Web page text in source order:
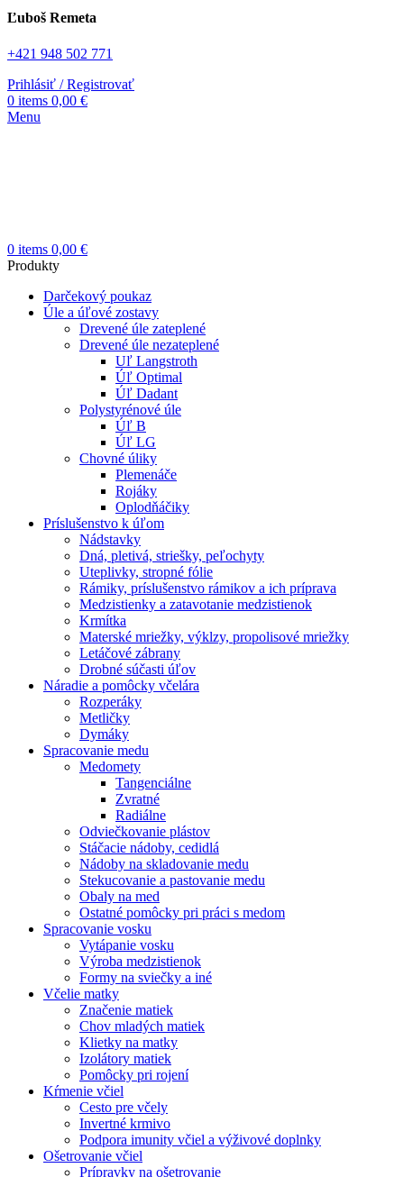
Ľuboš Remeta
+421 948 502 771
Prihlásiť / Registrovať
0 items 0,00 €
Menu
0 items 0,00 €
Produkty
Darčekový poukaz
Úle a úľové zostavy
Drevené úle zateplené
Drevené úle nezateplené
Uľ Langstroth
Úľ Optimal
Úľ Dadant
Polystyrénové úle
Úľ B
Úľ LG
Chovné úliky
Plemenáče
Rojáky
Oplodňáčiky
Príslušenstvo k úľom
Nádstavky
Dná, pletivá, striešky, peľochyty
Uteplivky, stropné fólie
Rámiky, príslušenstvo rámikov a ich príprava
Medzistienky a zatavotanie medzistienok
Krmítka
Materské mriežky, výklzy, propolisové mriežky
Letáčové zábrany
Drobné súčasti úľov
Náradie a pomôcky včelára
Rozperáky
Metličky
Dymáky
Spracovanie medu
Medomety
Tangenciálne
Zvratné
Radiálne
Odviečkovanie plástov
Stáčacie nádoby, cedidlá
Nádoby na skladovanie medu
Stekucovanie a pastovanie medu
Obaly na med
Ostatné pomôcky pri práci s medom
Spracovanie vosku
Vytápanie vosku
Výroba medzistienok
Formy na sviečky a iné
Včelie matky
Značenie matiek
Chov mladých matiek
Klietky na matky
Izolátory matiek
Pomôcky pri rojení
Kŕmenie včiel
Cesto pre včely
Invertné krmivo
Podpora imunity včiel a výživové doplnky
Ošetrovanie včiel
Prípravky na ošetrovanie